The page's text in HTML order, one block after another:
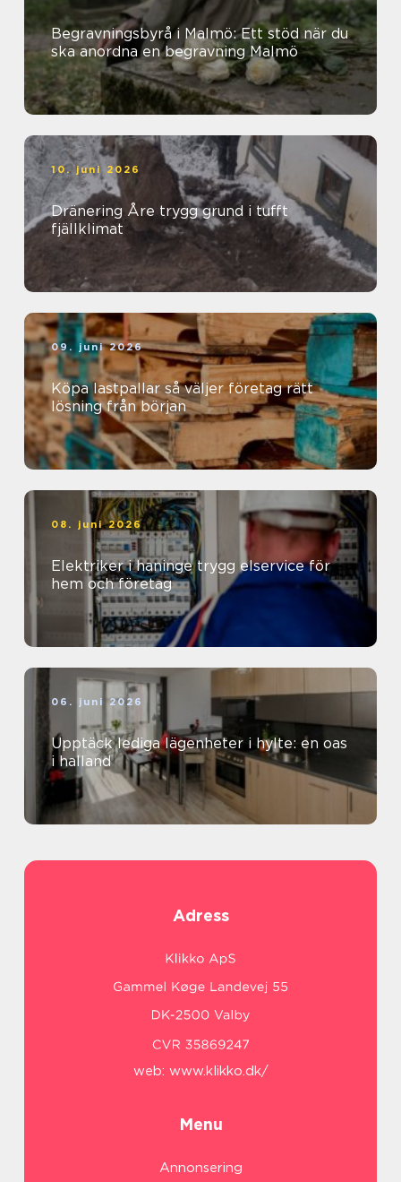
Begravningsbyrå i Malmö: Ett stöd när du
ska anordna en begravning Malmö
10. juni 2026
Dränering Åre trygg grund i tufft
fjällklimat
09. juni 2026
Köpa lastpallar så väljer företag rätt
lösning från början
08. juni 2026
Elektriker i haninge trygg elservice för
hem och företag
06. juni 2026
Upptäck lediga lägenheter i hylte: en oas
i halland
Adress
web: www.klikko.dk/
Menu
Annonsering